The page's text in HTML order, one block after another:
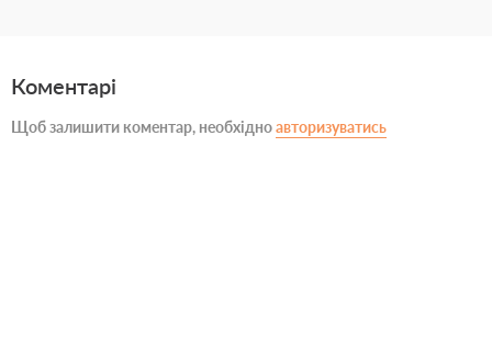
Коментарі
Щоб залишити коментар, необхідноавторизуватись